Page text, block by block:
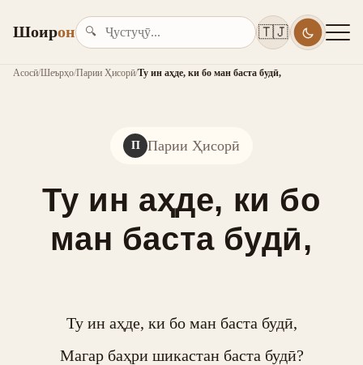
Шоирон 🔍 🇹🇯
Асосӣ/Шеърҳо/Парии Ҳисорӣ/Ту ин аҳде, ки бо ман баста будӣ,
П Парии Ҳисорӣ
Ту ин аҳде, ки бо
ман баста будӣ,
Ту ин аҳде, ки бо ман баста будӣ,
Магар баҳри шикастан баста будӣ?